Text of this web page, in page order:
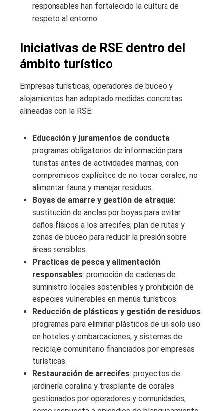
responsables han fortalecido la cultura de
respeto al entorno.
Iniciativas de RSE dentro del
ámbito turístico
Empresas turísticas, operadores de buceo y
alojamientos han adoptado medidas concretas
alineadas con la RSE:
Educación y juramentos de conducta:
programas obligatorios de información para
turistas antes de actividades marinas, con
compromisos explícitos de no tocar corales, no
alimentar fauna y manejar residuos.
Boyas de amarre y gestión de atraque:
sustitución de anclas por boyas para evitar
daños físicos a los arrecifes; plan de rutas y
zonas de buceo para reducir la presión sobre
áreas sensibles.
Practicas de pesca y alimentación
responsables: promoción de cadenas de
suministro locales sostenibles y prohibición de
especies vulnerables en menús turísticos.
Reducción de plásticos y gestión de residuos:
programas para eliminar plásticos de un solo uso
en hoteles y embarcaciones, y sistemas de
reciclaje comunitario financiados por empresas
turísticas.
Restauración de arrecifes: proyectos de
jardinería coralina y trasplante de corales
gestionados por operadores y comunidades,